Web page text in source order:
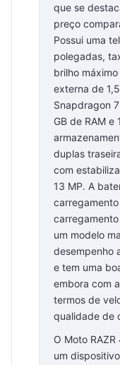
que se
preço
Possui uma
polegadas,
brilho
externa de
Snapdragon
GB de RAM e
duplas
com
13 MP. A
um modelo
desempenho
e tem uma
embora com
termos de
qualidade de
O Moto
um